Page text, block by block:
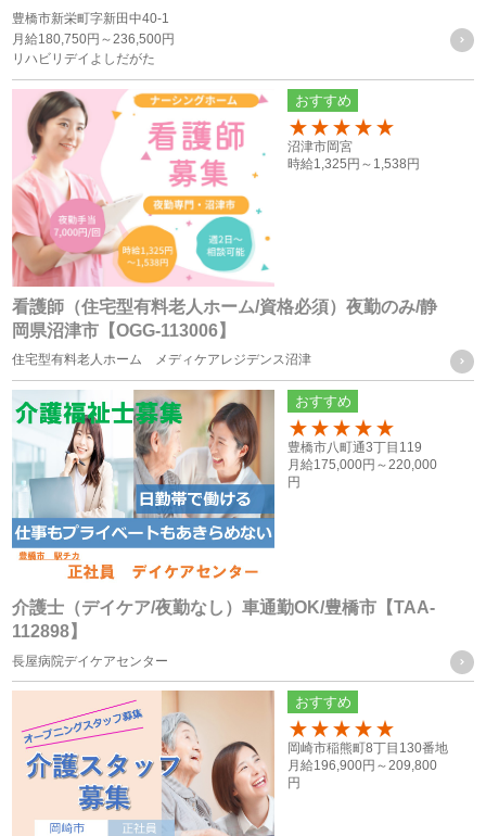
本サービスの利用に伴う連絡・各種お知らせ等の配信・送
付
ユーザーの承諾・申込みに基づく、本サービス利用企業等
への個人情報の提供
属性情報･端末情報・位置情報・行動履歴等に基づく広
告・コンテンツ等の配信・表示、本サービスの提供
本サービスの改善・新規サービスの開発・マーケティング
活動
本サービスに関するご意見、お問い合わせの確認・回答
個人情報の第三者への提供
当社は、次に掲げる場合を除き、お客様の個人情報を第三者
に提供することはございません。
（１） ご本人様の同意がある場合
（２） 法令に基づく場合
（３） 人の生命、身体又は財産の保護のために必要がある場
合であって、ご本人様の同意を得ることが困難な場合
（４） 公衆衛生の向上又は児童の健全な育成の推進のために
特に必要がある場合であって、ご本人様の同意を得ることが
困難な場合
（５） 国の機関もしくは地方公共団体又はその委託を受けた
者が法令の定める事務を遂行することに対して協力する必要
がある場合であって、ご本人様の同意を得ることによって当
該事務の遂行に支障を及ぼすおそれがある場合
（６） 業務を円滑に遂行するため、利用目的の達成に必要な
豊橋市新栄町字新田中40-1
月給180,750円～ 236,500円
リハビリデイよしだがた
看護師（住宅型有料老人ホーム/資格必須）夜勤のみ/静
岡県沼津市【OGG-113006】
住宅型有料老人ホーム メディケアレジデンス沼津
おすすめ
150
沼津市岡宮
時給1,325円～ 1,538円
介護士（デイケア/夜勤なし）車通勤OK/豊橋市【TAA-
112898】
長屋病院デイケアセンター
おすすめ
100
豊橋市八町通3丁目119
月給175,000円～ 220,000
円
おすすめ
100
岡崎市稲熊町8丁目130番地
月給196,900円～ 209,800
円